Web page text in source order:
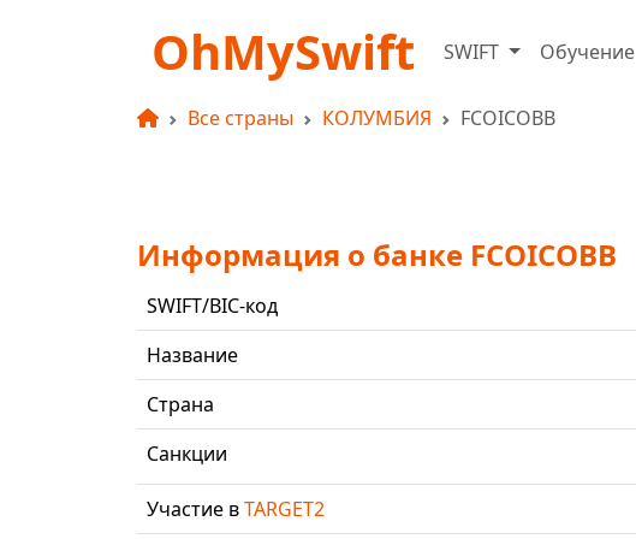
OhMySwift SWIFT Обучение
Все страны КОЛУМБИЯ FCOICOBB
Информация о банке FCOICOBB
SWIFT/BIC-код
Название
Страна
Санкции
Участие вTARGET2